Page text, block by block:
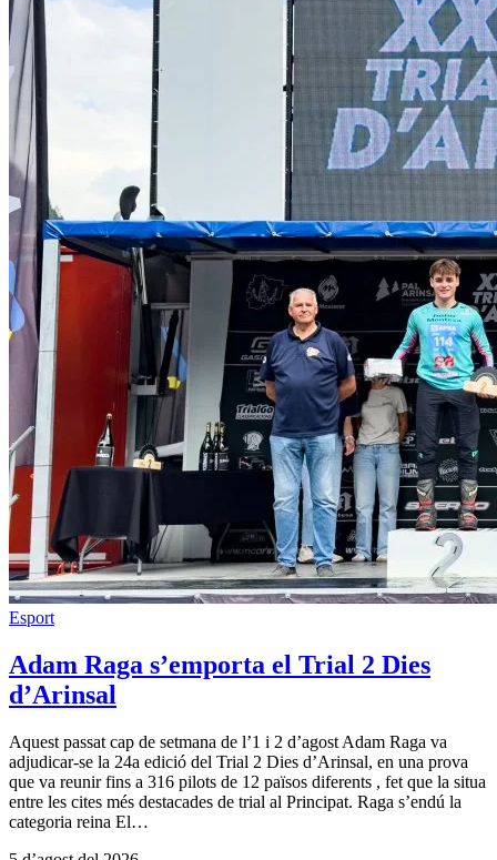
Esport
Adam Raga s’emporta el Trial 2 Dies
d’Arinsal
Aquest passat cap de setmana de l’1 i 2 d’agost Adam Raga va
adjudicar-se la 24a edició del Trial 2 Dies d’Arinsal, en una prova
que va reunir fins a 316 pilots de 12 països diferents , fet que la situa
entre les cites més destacades de trial al Principat. Raga s’endú la
categoria reina El…